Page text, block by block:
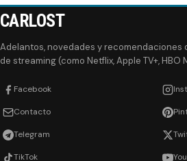
CARLOST
Adelantos, novedades y recomendaciones
de streaming (como Netflix, Apple TV+, HBO
Facebook
Contacto
Telegram
TikTok